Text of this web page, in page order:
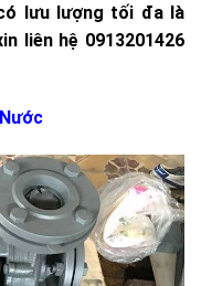
lưu lượng tối đa là
liên hệ 0913201426